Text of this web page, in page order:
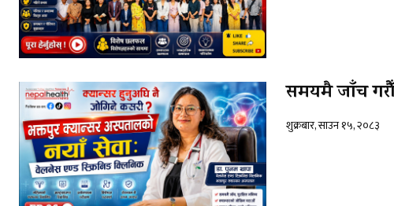
समयमै जाँच
शुक्रबार, साउन १५, २०८३